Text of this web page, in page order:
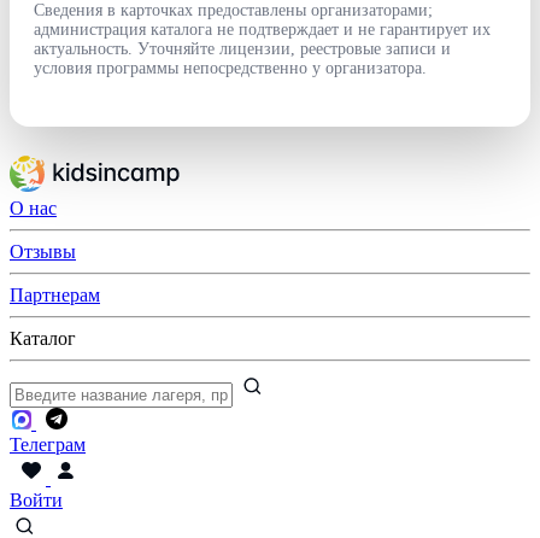
Сведения в карточках предоставлены организаторами;
администрация каталога не подтверждает и не гарантирует их
актуальность. Уточняйте лицензии, реестровые записи и
условия программы непосредственно у организатора.
О нас
Отзывы
Партнерам
Каталог
Телеграм
Войти